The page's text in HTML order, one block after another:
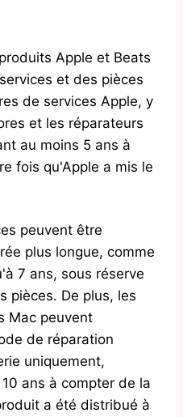
Apple et Beats
et des pièces
de services Apple, y
et les réparateurs
au moins 5 ans à
fois qu'Apple a mis le
peuvent être
plus longue, comme
7 ans, sous réserve
pièces. De plus, les
Mac peuvent
de réparation
uniquement,
ans à compter de la
a été distribué à